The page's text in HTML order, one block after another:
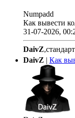
Numpadd
Как вывести
31-07-2026,
DaivZ
DaivZ | Как